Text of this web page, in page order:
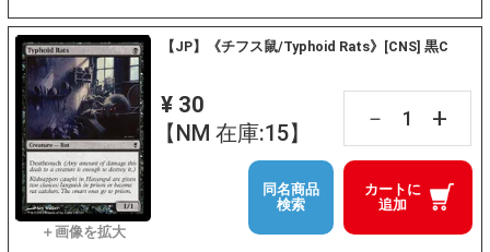
【JP】《チフス鼠/Typhoid Rats》[CNS] 黒C
¥ 30
【NM 在庫:15】
－ +
カートに
追加
同名商品
検索